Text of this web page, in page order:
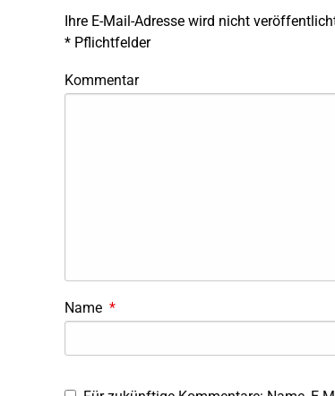
Ihre E-Mail-Adresse wird nicht
* Pflichtfelder
Kommentar
Name *